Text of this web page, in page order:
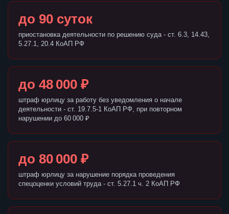
до 90 суток
приостановка деятельности по решению суда - ст. 6.3, 14.43,
5.27.1, 20.4 КоАП РФ
до 48 000 ₽
штраф юрлицу за работу без уведомления о начале
деятельности - ст. 19.7.5-1 КоАП РФ, при повторном
нарушении до 60 000 ₽
до 80 000 ₽
штраф юрлицу за нарушение порядка проведения
спецоценки условий труда - ст. 5.27.1 ч. 2 КоАП РФ